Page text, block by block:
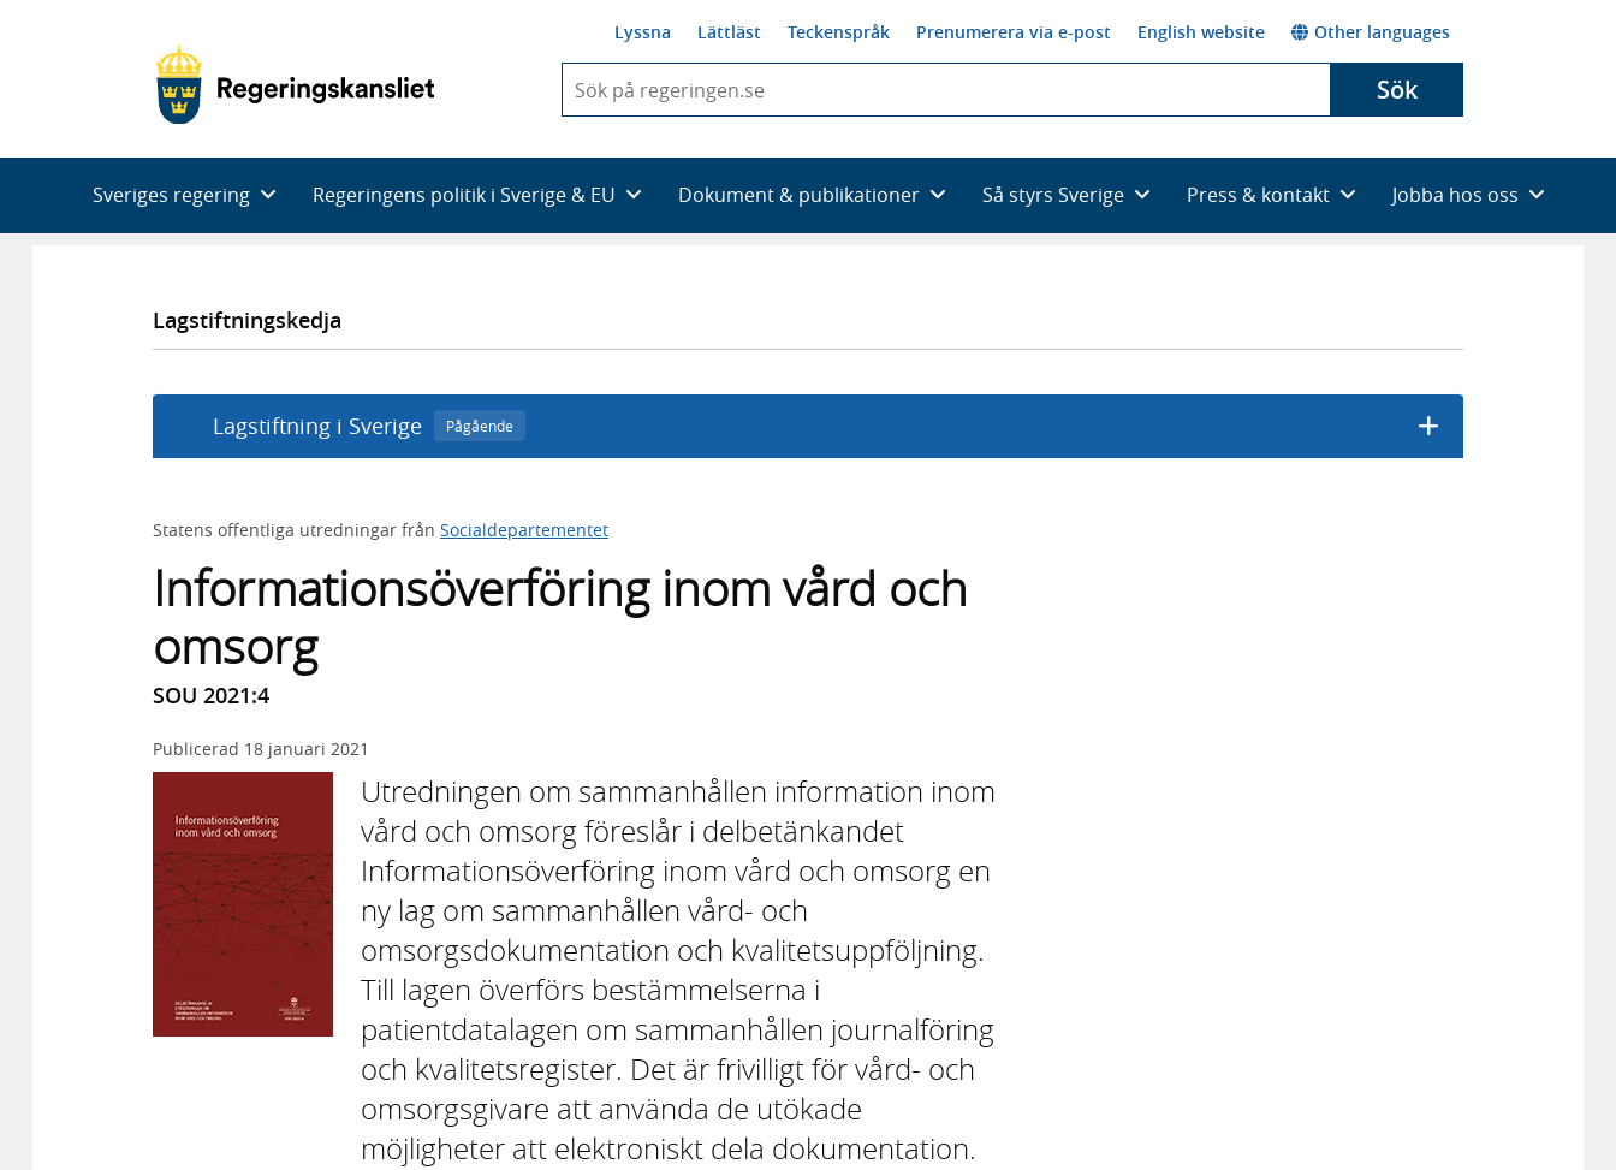
Lyssna Lättläst Teckenspråk Prenumerera via e-post English website Other languages
du
skriva
framträder
en
Sök
Sveriges regering Regeringens politik i Sverige & EU Dokument & publikationer Så styrs Sverige Press & kontakt Jobba hos oss
Lagstiftningskedja
Lagstiftning i Sverige Pågående
Statens offentliga utredningar från Socialdepartementet
Informationsöverföring inom vård och
omsorg
SOU 2021:4
Publicerad 18 januari 2021
Utredningen om sammanhållen information inom
vård och omsorg föreslår i delbetänkandet
Informationsöverföring inom vård och omsorg en
ny lag om sammanhållen vård- och
omsorgsdokumentation och kvalitetsuppföljning.
Till lagen överförs bestämmelserna i
patientdatalagen om sammanhållen journalföring
och kvalitetsregister. Det är frivilligt för vård- och
omsorgsgivare att använda de utökade
möjligheter att elektroniskt dela dokumentation.